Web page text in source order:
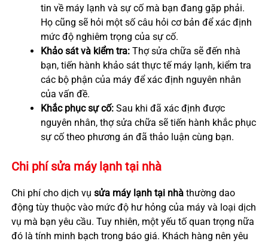
tin về máy lạnh và sự cố mà bạn đang gặp phải.
Họ cũng sẽ hỏi một số câu hỏi cơ bản để xác định
mức độ nghiêm trọng của sự cố.
Khảo sát và kiểm tra: Thợ sửa chữa sẽ đến nhà
bạn, tiến hành khảo sát thực tế máy lạnh, kiểm tra
các bộ phận của máy để xác định nguyên nhân
của vấn đề.
Khắc phục sự cố: Sau khi đã xác định được
nguyên nhân, thợ sửa chữa sẽ tiến hành khắc phục
sự cố theo phương án đã thảo luận cùng bạn.
Chi phí sửa máy lạnh tại nhà
Chi phí cho dịch vụ sửa máy lạnh tại nhàthường dao
động tùy thuộc vào mức độ hư hỏng của máy và loại dịch
vụ mà bạn yêu cầu. Tuy nhiên, một yếu tố quan trọng nữa
đó là tính minh bạch trong báo giá. Khách hàng nên yêu